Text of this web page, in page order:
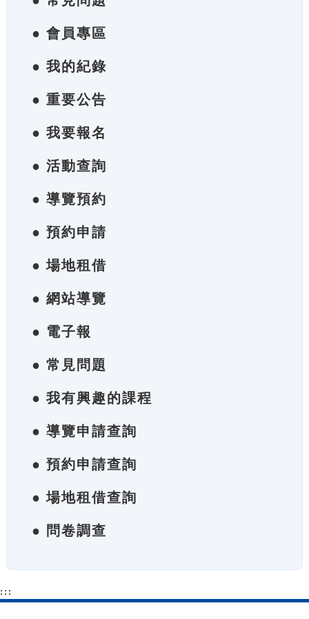
● 會員專區
● 我的紀錄
● 重要公告
● 我要報名
● 活動查詢
● 導覽預約
● 預約申請
● 場地租借
● 網站導覽
● 電子報
● 常見問題
● 我有興趣的課程
● 導覽申請查詢
● 預約申請查詢
● 場地租借查詢
● 問卷調查
:::